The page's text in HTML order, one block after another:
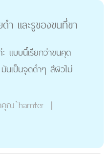
ำ และรูของขนที่ขา
แบบนี้เรียกว่าขนคุด
นเป็นจุดดำๆ สีผิวไม่
คุณ ้hamter |